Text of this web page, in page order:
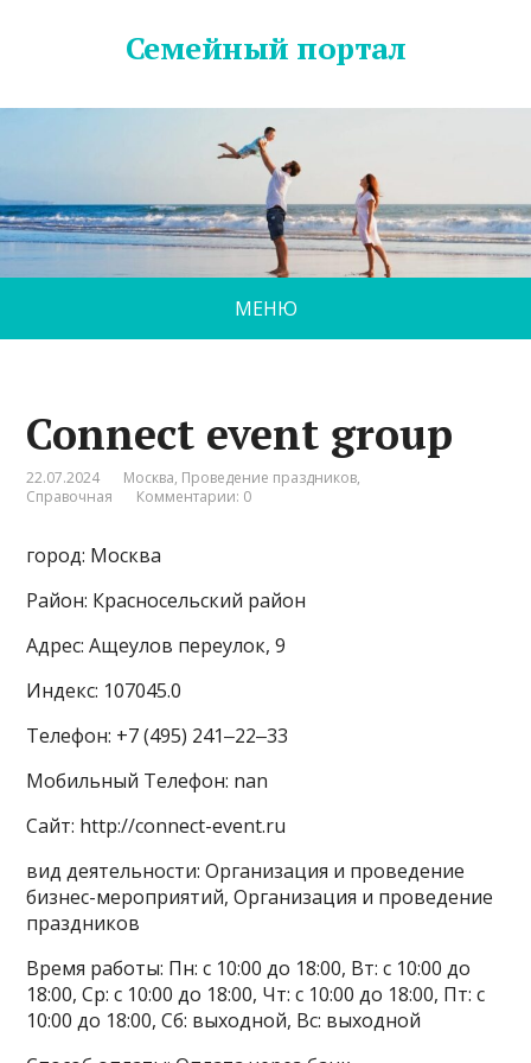
Семейный портал
МЕНЮ
Connect event group
22.07.2024 Москва, Проведение праздников,
Справочная
Комментарии: 0
город: Москва
Район: Красносельский район
Адрес: Ащеулов переулок, 9
Индекс: 107045.0
Телефон: +7 (495) 241‒22‒33
Мобильный Телефон: nan
Сайт: http://connect-event.ru
вид деятельности: Организация и проведение
бизнес-мероприятий, Организация и проведение
праздников
Время работы: Пн: с 10:00 до 18:00, Вт: с 10:00 до
18:00, Ср: с 10:00 до 18:00, Чт: с 10:00 до 18:00, Пт: с
10:00 до 18:00, Сб: выходной, Вс: выходной